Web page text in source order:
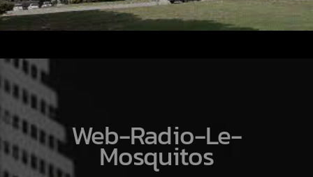
Web-Radio-Le-
Mosquitos